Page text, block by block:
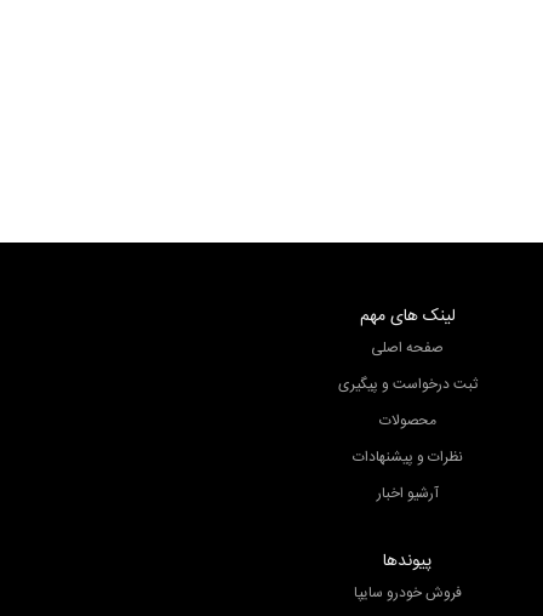
لینک های مهم
صفحه اصلی
ثبت درخواست و پیگیری
محصولات
نظرات و پیشنهادات
آرشیو اخبار
پیوندها
فروش خودرو سایپا